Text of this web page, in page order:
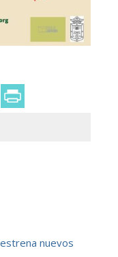
nuevos